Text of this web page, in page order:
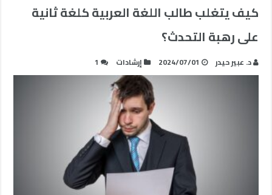
كيف يتغلب طالب اللغة العربية كلغة ثانية
على رهبة التحدث؟
د. عبير حيدر 2024/07/01 إرشادات 1